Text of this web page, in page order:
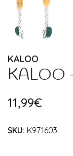
KALOO
KALOO
11,99€
SKU: K971603